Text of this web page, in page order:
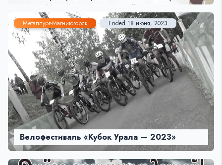
Металлург-Магнитогорск Ended 18 июня, 2023
Велофестиваль «Кубок Урала — 2023»